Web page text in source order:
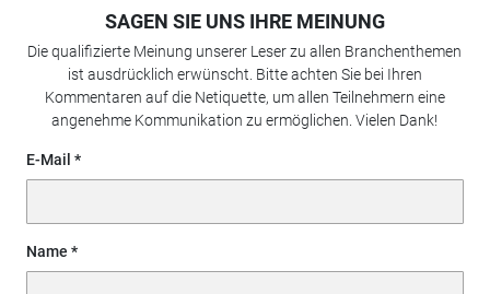
SAGEN SIE UNS IHRE MEINUNG
Die qualifizierte Meinung unserer Leser zu allen Branchenthemen
ist ausdrücklich erwünscht. Bitte achten Sie bei Ihren
Kommentaren auf die Netiquette, um allen Teilnehmern eine
angenehme Kommunikation zu ermöglichen. Vielen Dank!
E-Mail
Name